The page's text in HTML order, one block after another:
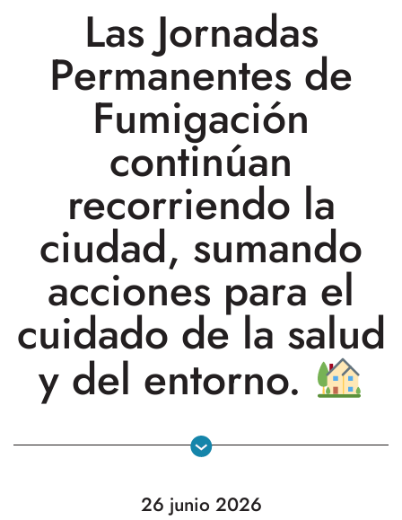
Las Jornadas
Permanentes de
Fumigación
continúan
recorriendo la
ciudad, sumando
acciones para el
cuidado de la salud
y del entorno.
26 junio 2026